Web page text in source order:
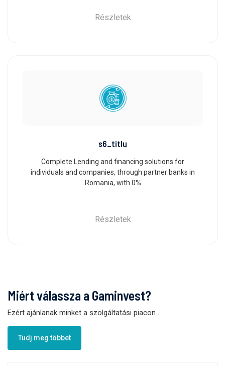
Részletek
s6_titlu
Complete Lending and financing solutions for
individuals and companies, through partner banks in
Romania, with 0%
Részletek
Miért válassza a Gaminvest?
Ezért ajánlanak minket a szolgáltatási piacon
Tudj meg többet